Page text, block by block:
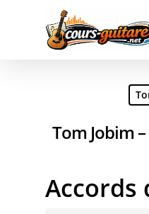
Hit enter to search or
Tom Jobim
Accords